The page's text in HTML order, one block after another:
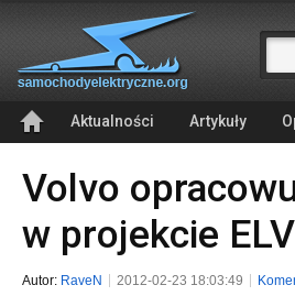
Aktualności Artykuły
Volvo
w projekcie
Autor: RaveN 2012-02-23 18:03:49